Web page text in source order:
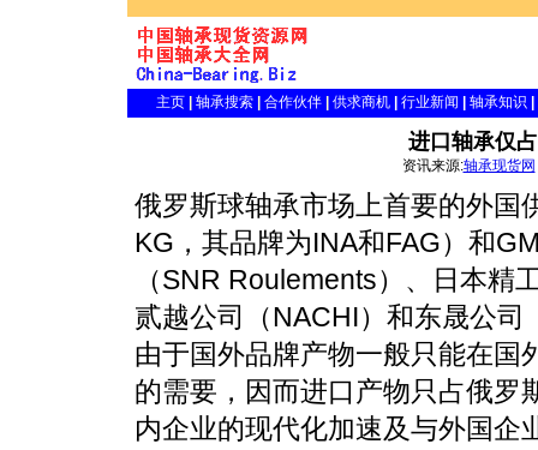
主页 轴承搜索 合作伙伴 供求商机 行业新闻 轴承知识
进口轴承仅
资讯来源:轴承现货网
俄罗斯球轴承市场上首要的外国
KG，其品牌为INA和FAG）和
（SNR Roulements）、日本精
贰越公司（NACHI）和东晟公
由于国外品牌产物一般只能在国
的需要，因而进口产物只占俄罗
内企业的现代化加速及与外国企